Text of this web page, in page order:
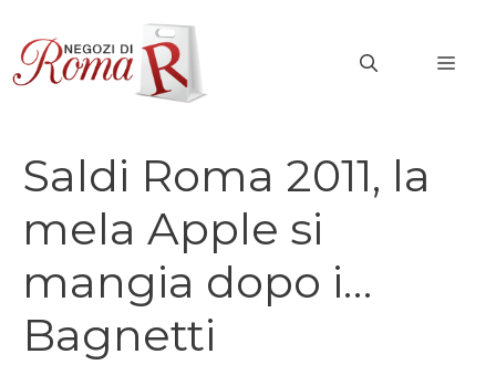
contenuto
Saldi Roma 2011, la
mela Apple si
mangia dopo i…
Bagnetti